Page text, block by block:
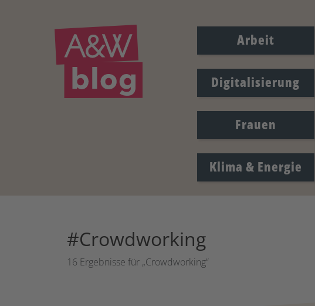
Arbeit
Digitalisierung
Frauen
Klima & Energie
#Crowdworking
16 Ergebnisse für „Crowdworking“